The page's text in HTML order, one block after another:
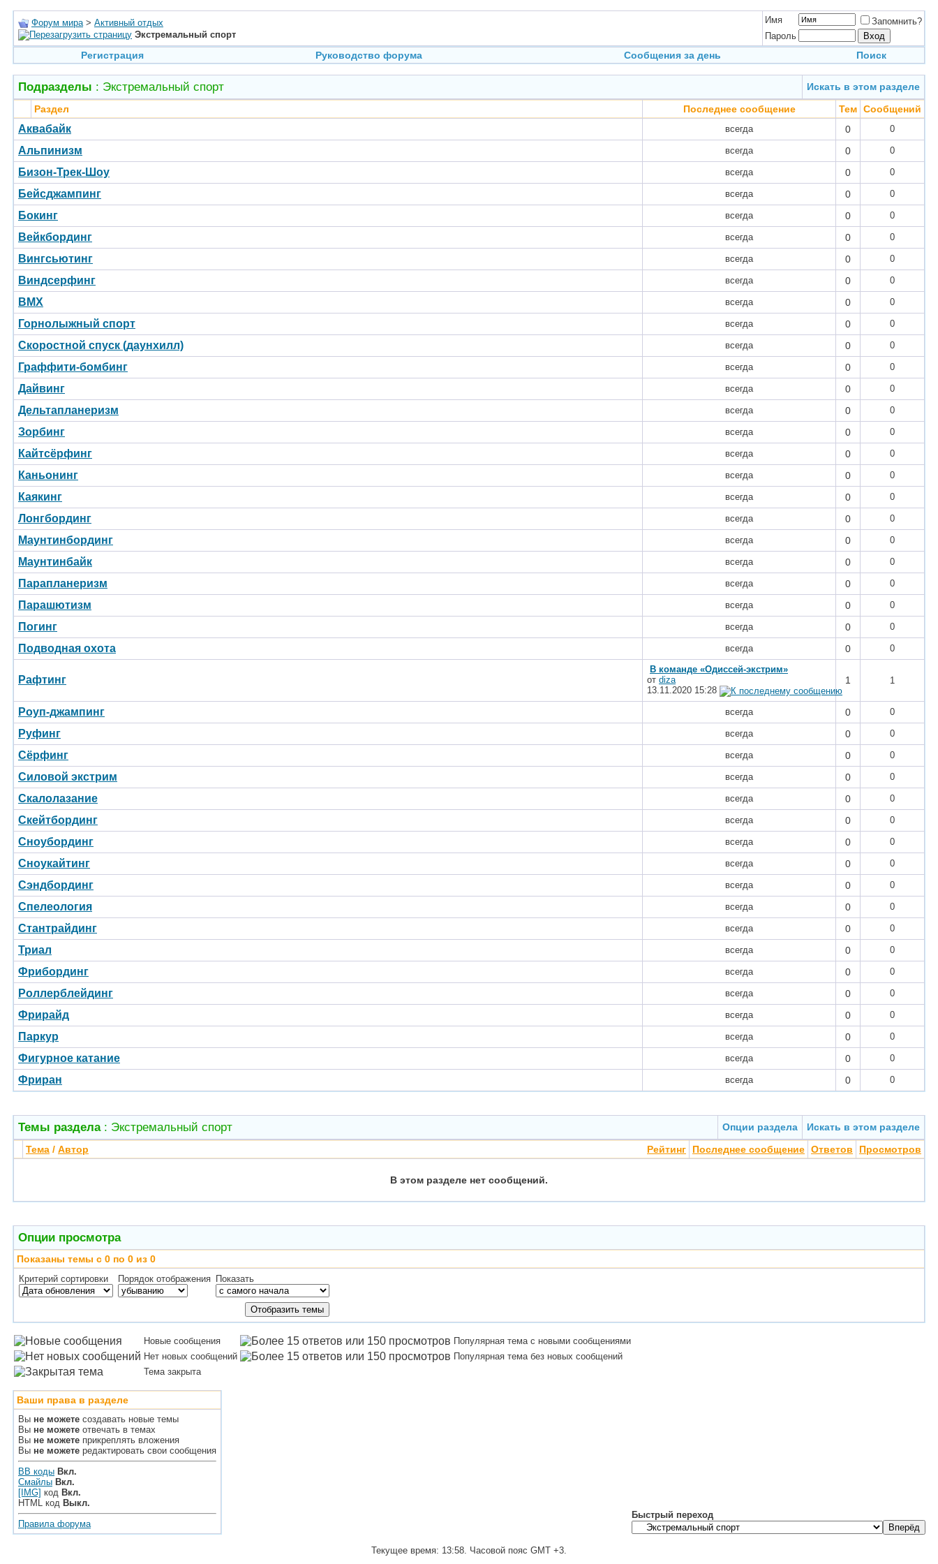
Форум мира > Активный отдых
Экстремальный спорт
Имя
Запомнить?
Пароль
Регистрация Руководство форума Сообщения за день Поиск
Подразделы : Экстремальный спорт
Искать в этом разделе
Раздел
Последнее сообщение Тем Сообщений
Аквабайк всегда 0 0
Альпинизм всегда 0 0
Бизон-Трек-Шоу всегда 0 0
Бейсджампинг всегда 0 0
Бокинг всегда 0 0
Вейкбординг всегда 0 0
Вингсьютинг всегда 0 0
Виндсерфинг всегда 0 0
BMX всегда 0 0
Горнолыжный спорт всегда 0 0
Скоростной спуск (даунхилл) всегда 0 0
Граффити-бомбинг всегда 0 0
Дайвинг всегда 0 0
Дельтапланеризм всегда 0 0
Зорбинг всегда 0 0
Кайтсёрфинг всегда 0 0
Каньонинг всегда 0 0
Каякинг всегда 0 0
Лонгбординг всегда 0 0
Маунтинбординг всегда 0 0
Маунтинбайк всегда 0 0
Парапланеризм всегда 0 0
Парашютизм всегда 0 0
Погинг всегда 0 0
Подводная охота всегда 0 0
Рафтинг
В команде «Одиссей-экстрим»
от diza
13.11.2020 15:28
1 1
Роуп-джампинг всегда 0 0
Руфинг всегда 0 0
Сёрфинг всегда 0 0
Силовой экстрим всегда 0 0
Скалолазание всегда 0 0
Скейтбординг всегда 0 0
Сноубординг всегда 0 0
Сноукайтинг всегда 0 0
Сэндбординг всегда 0 0
Спелеология всегда 0 0
Стантрайдинг всегда 0 0
Триал всегда 0 0
Фрибординг всегда 0 0
Роллерблейдинг всегда 0 0
Фрирайд всегда 0 0
Паркур всегда 0 0
Фигурное катание всегда 0 0
Фриран всегда 0 0
Темы раздела: Экстремальный спорт Опции раздела
Искать в этом разделе
Рейтинг
Тема / Автор Последнее сообщение Ответов Просмотров
В этом разделе нет сообщений.
Опции просмотра
Показаны темы с 0 по 0 из 0
Критерий сортировки Порядок отображения Показать
Новые сообщения
Популярная тема с новыми сообщениями
Нет новых сообщений
Популярная тема без новых сообщений
Тема закрыта
Ваши права в разделе
Вы не можете создавать новые темы
Вы не можете отвечать в темах
Вы не можете прикреплять вложения
Вы не можете редактировать свои сообщения
BB коды Вкл.
Смайлы Вкл.
[IMG] код Вкл.
HTML код Выкл.
Правила форума
Быстрый переход
Текущее время: 13:58. Часовой пояс GMT +3.